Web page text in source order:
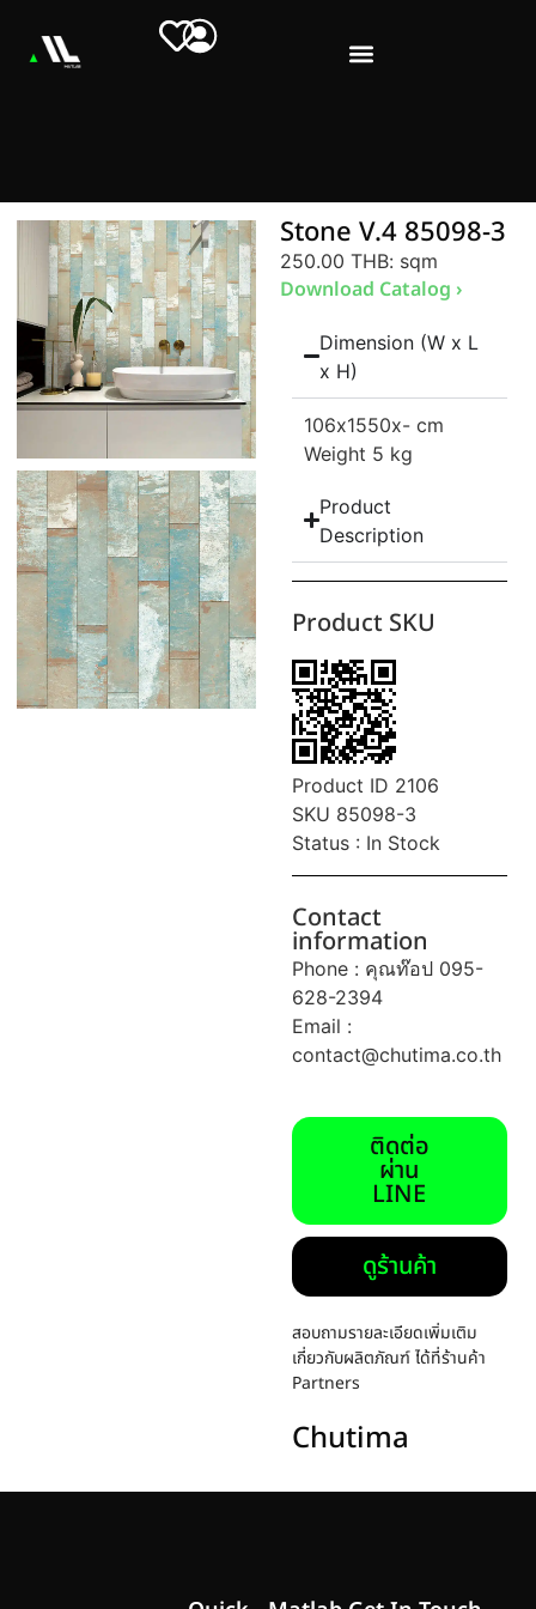
Stone V.4 85098-3
250.00 THB: sqm
Download Catalog ›
Dimension (W x L
x H)
106x1550x- cm
Weight 5 kg
Product
Description
Product SKU
Product ID 2106
SKU 85098-3
Status : In Stock
Contact
information
Phone : คุณท๊อป 095-
628-2394
Email :
contact@chutima.co.th
ติดต่อ
ผ่าน
LINE
ดูร้านค้า
สอบถามรายละเอียดเพิ่มเติม
เกี่ยวกับผลิตภัณฑ์ ได้ที่ร้านค้า
Partners
Chutima